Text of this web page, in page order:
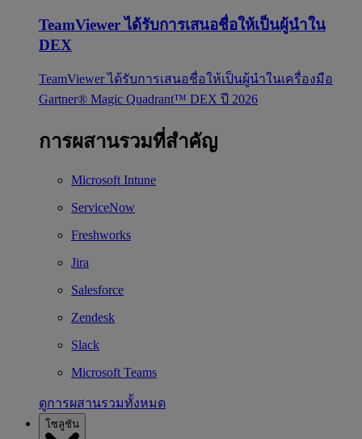
TeamViewer ได้รับการเสนอชื่อให้เป็นผู้นำใน
DEX
TeamViewer ได้รับการเสนอชื่อให้เป็นผู้นำในเครื่องมือ
Gartner® Magic Quadrant™ DEX ปี 2026
การผสานรวมที่สำคัญ
Microsoft Intune
ServiceNow
Freshworks
Jira
Salesforce
Zendesk
Slack
Microsoft Teams
ดูการผสานรวมทั้งหมด
โซลูชัน